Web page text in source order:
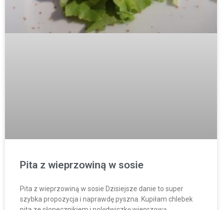
Pita z wieprzowiną w sosie
Pita z wieprzowiną w sosie Dzisiejsze danie to super
szybka propozycja i naprawdę pyszna. Kupiłam chlebek